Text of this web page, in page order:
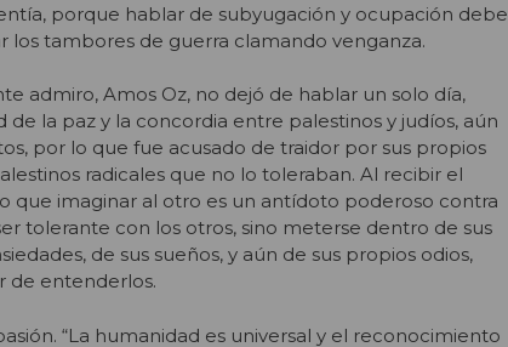
porque hablar de subyugación y ocupación debe
los tambores de guerra clamando venganza.
admiro, Amos Oz, no dejó de hablar un solo día,
de la paz y la concordia entre palestinos y judíos, aún
por lo que fue acusado de traidor por sus propios
radicales que no lo toleraban. Al recibir el
que imaginar al otro es un antídoto poderoso contra
tolerante con los otros, sino meterse dentro de sus
de sus sueños, y aún de sus propios odios,
de entenderlos.
“La humanidad es universal y el reconocimiento